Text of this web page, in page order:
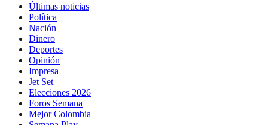
Últimas noticias
Política
Nación
Dinero
Deportes
Opinión
Impresa
Jet Set
Elecciones 2026
Foros Semana
Mejor Colombia